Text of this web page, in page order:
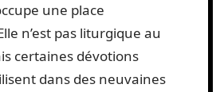
une place
n’est pas liturgique au
certaines dévotions
dans des neuvaines